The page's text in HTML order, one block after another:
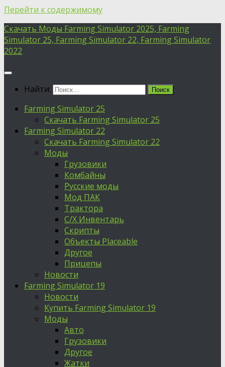
Перейти к содержимому
Скачать Моды Farming Simulator 2025, Farming
Simulator 25, Farming Simulator 22, Farming Simulator
2022
Найти:
Farming Simulator 25
Скачать Farming Simulator 25
Farming Simulator 22
Скачать Farming Simulator 22
Моды
Грузовики
Комбайны
Русские моды
Мод ПАК
Трактора
С/Х Инвентарь
Скрипты
Объекты Placeable
Другое
Прицепы
Новости
Farming Simulator 19
Новости
Купить Farming Simulator 19
Моды
Авто
Грузовики
Другое
Жатки